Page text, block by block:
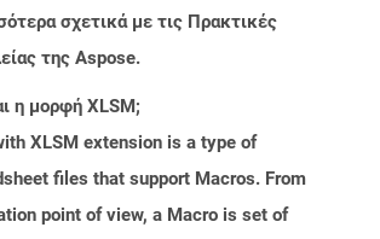
σχετικά με τις Πρακτικές
της Aspose.
η μορφή XLSM;
XLSM extension is a type of
files that support Macros. From
point of view, a Macro is set of